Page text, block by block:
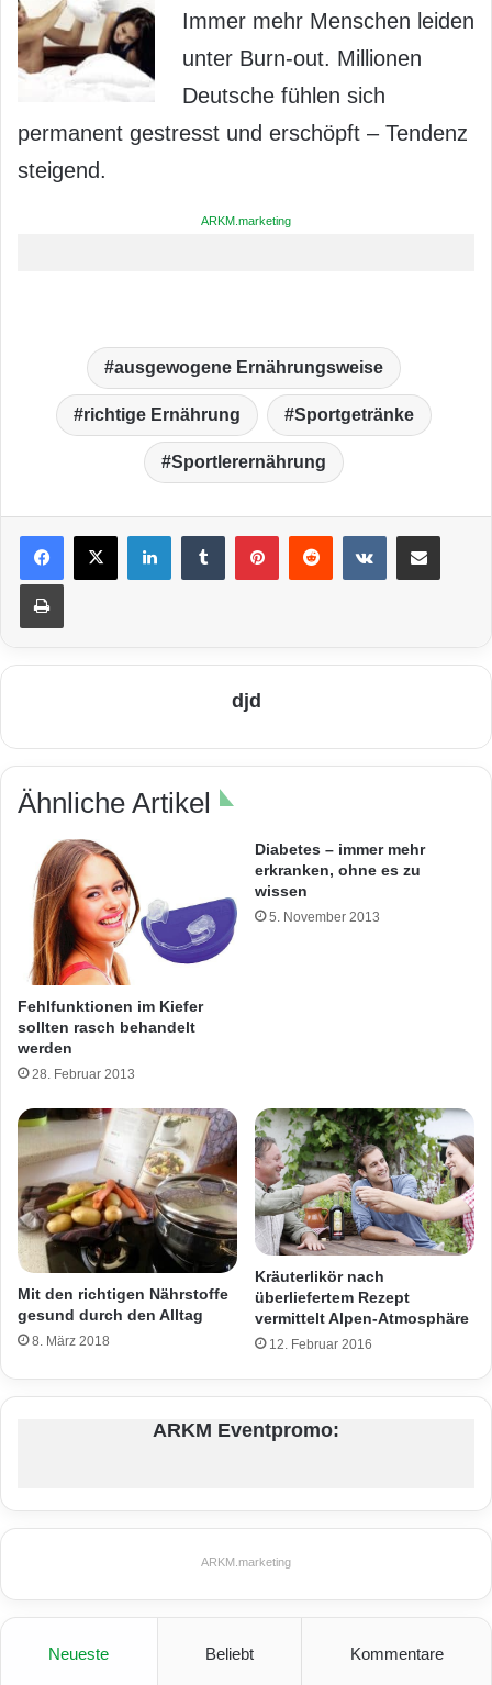
Immer mehr Menschen leiden
unter Burn-out. Millionen
Deutsche fühlen sich
permanent gestresst und erschöpft – Tendenz
steigend.
ARKM.marketing
ausgewogene Ernährungsweise
richtige Ernährung Sportgetränke
Sportlerernährung
LinkedIn VKontakte
Drucken
djd
Ähnliche Artikel
Fehlfunktionen im Kiefer
sollten rasch behandelt
werden
28. Februar 2013
Diabetes – immer mehr
erkranken, ohne es zu
wissen
5. November 2013
Mit den richtigen Nährstoffe
gesund durch den Alltag
8. März 2018
Kräuterlikör nach
überliefertem Rezept
vermittelt Alpen-Atmosphäre
12. Februar 2016
ARKM Eventpromo:
ARKM.marketing
Neueste Beliebt Kommentare